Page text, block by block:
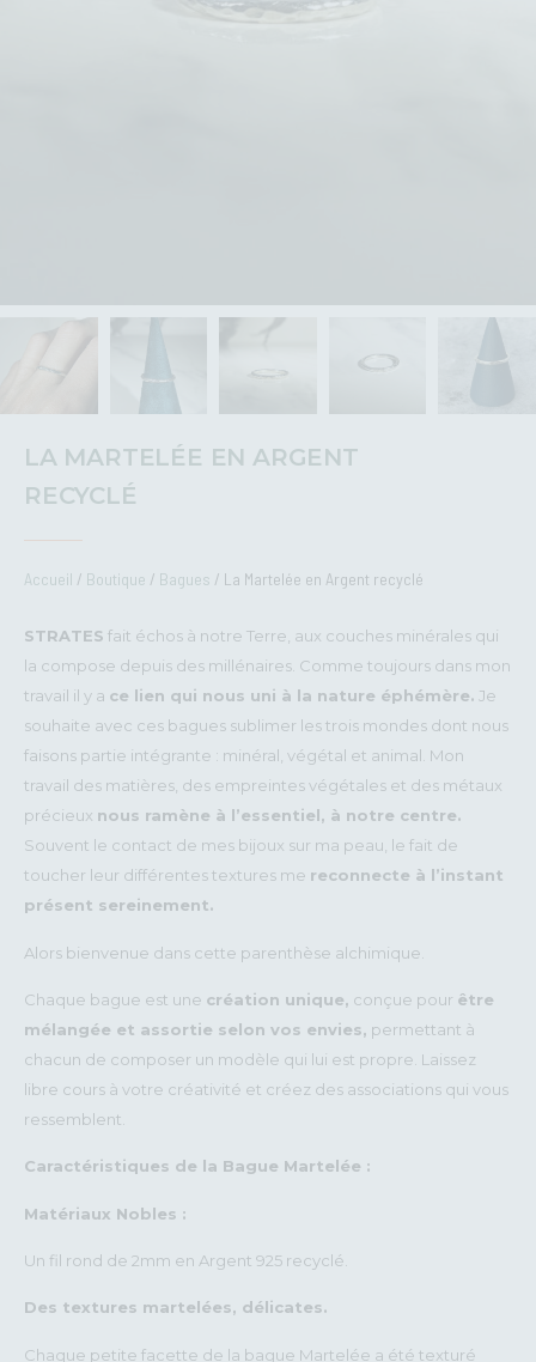
LA MARTELÉE EN ARGENT
RECYCLÉ
Accueil / Boutique / Bagues / La Martelée en Argent recyclé
STRATES fait échos à notre Terre, aux couches minérales qui
la compose depuis des millénaires. Comme toujours dans mon
travail il y a ce lien qui nous uni à la nature éphémère. Je
souhaite avec ces bagues sublimer les trois mondes dont nous
faisons partie intégrante : minéral, végétal et animal. Mon
travail des matières, des empreintes végétales et des métaux
précieux nous ramène à l’essentiel, à notre centre.
Souvent le contact de mes bijoux sur ma peau, le fait de
toucher leur différentes textures me reconnecte à l’instant
présent sereinement.
Alors bienvenue dans cette parenthèse alchimique.
Chaque bague est une création unique, conçue pour être
mélangée et assortie selon vos envies, permettant à
chacun de composer un modèle qui lui est propre. Laissez
libre cours à votre créativité et créez des associations qui vous
ressemblent.
Caractéristiques de la Bague Martelée :
Matériaux Nobles :
Un fil rond de 2mm en Argent 925 recyclé.
Des textures martelées, délicates.
Chaque petite facette de la bague Martelée a été texturé